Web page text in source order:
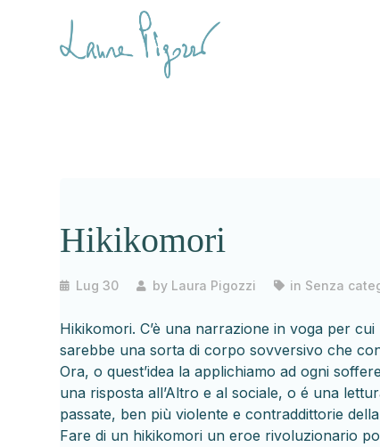
Hikikomori
Lug 30 by Laura Pigozzi in Senza
Hikikomori. C’è una narrazione in voga per
sarebbe una sorta di corpo sovversivo che
Ora, o quest’idea la applichiamo ad ogni
una risposta all’Altro e al sociale, o é una
passate, ben più violente e contraddittorie
Fare di un hikikomori un eroe rivoluzionario